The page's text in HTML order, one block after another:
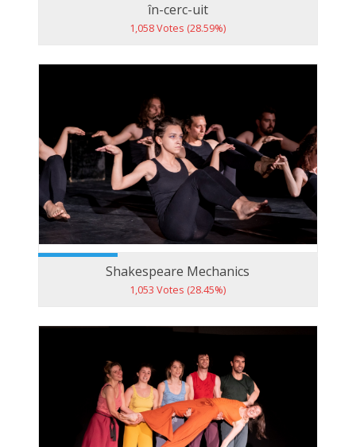
în-cerc-uit
1,058 Votes (28.59%)
Shakespeare Mechanics
1,053 Votes (28.45%)